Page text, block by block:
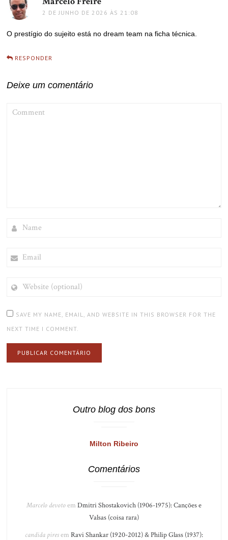
2 DE JUNHO DE 2026 ÀS 21:08
O prestígio do sujeito está no dream team na ficha técnica.
RESPONDER
Deixe um comentário
(OPTIONAL)
SAVE MY NAME, EMAIL, AND WEBSITE IN THIS BROWSER FOR THE
NEXT TIME I COMMENT.
Outro blog dos bons
Milton Ribeiro
Comentários
Marcelo devotoem Dmitri Shostakovich (1906-1975): Canções e
Valsas (coisa rara)
candida piresem Ravi Shankar (1920-2012) & Philip Glass (1937):